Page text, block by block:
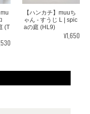
(T
【ハンカチ】muuち
ゃん - すうじ L | spic
aの庭 (HL9)
¥1,650